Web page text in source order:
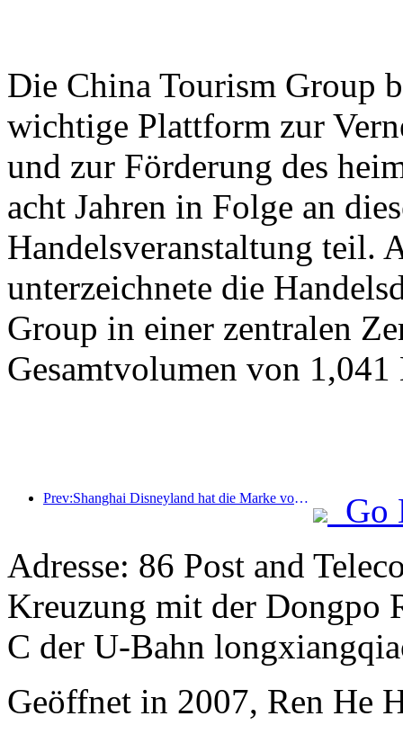
Die China Tourism Group
wichtige Plattform zur
und zur Förderung des
acht Jahren in Folge an
Handelsveranstaltung teil.
unterzeichnete die
Group in einer zentralen
Gesamtvolumen von
Prev:Shanghai Disneyland hat die Marke von 100 Millionen Besuchern überschritten und wird um ein viertes Themenhotel erweitert.
Go
Adresse: 86 Post and
Kreuzung mit der Dongpo
C der U-Bahn
Geöffnet in 2007, Ren He